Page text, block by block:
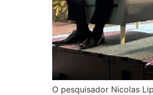
O pesquisador Nicolas